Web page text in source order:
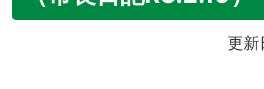
更